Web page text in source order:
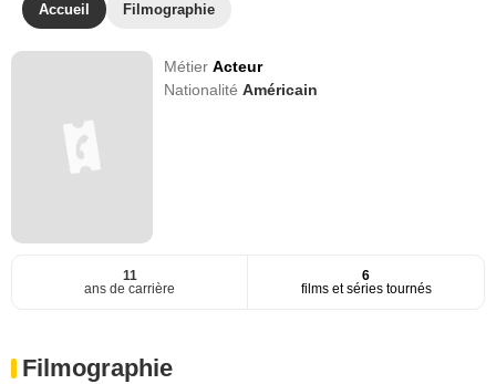
Accueil Filmographie
MétierActeur
NationalitéAméricain
11
ans de carrière
6
films et séries tournés
Filmographie